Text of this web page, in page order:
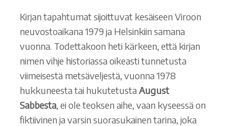
Kirjan tapahtumat sijoittuvat kesäiseen Viroon
neuvostoaikana 1979 ja Helsinkiin samana
vuonna. Todettakoon heti kärkeen, että kirjan
nimen vihje historiassa oikeasti tunnetusta
viimeisestä metsäveljestä, vuonna 1978
hukkuneesta tai hukutetustaAugust
Sabbesta, ei ole teoksen aihe, vaan kyseessä on
fiktiivinen ja varsin suorasukainen tarina, joka